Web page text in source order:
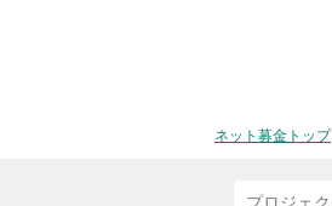
ネット募金トップ